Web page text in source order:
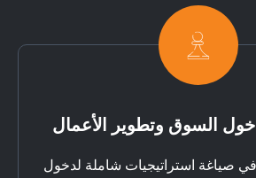
السوق وتطوير الأعمال
صياغة استراتيجيات شاملة لدخول